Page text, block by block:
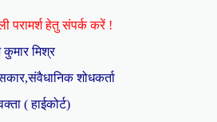
परामर्श हेतु संपर्क करें !
कुमार मिश्र
शोधकर्ता
( हाईकोर्ट)